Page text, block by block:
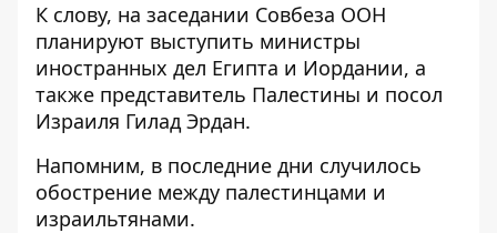
К слову, на заседании Совбеза ООН
планируют выступить министры
иностранных дел Египта и Иордании, а
также представитель Палестины и посол
Израиля Гилад Эрдан.
Напомним, в последние дни случилось
обострение между палестинцами и
израильтянами.